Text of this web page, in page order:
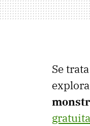
Se
gratuita